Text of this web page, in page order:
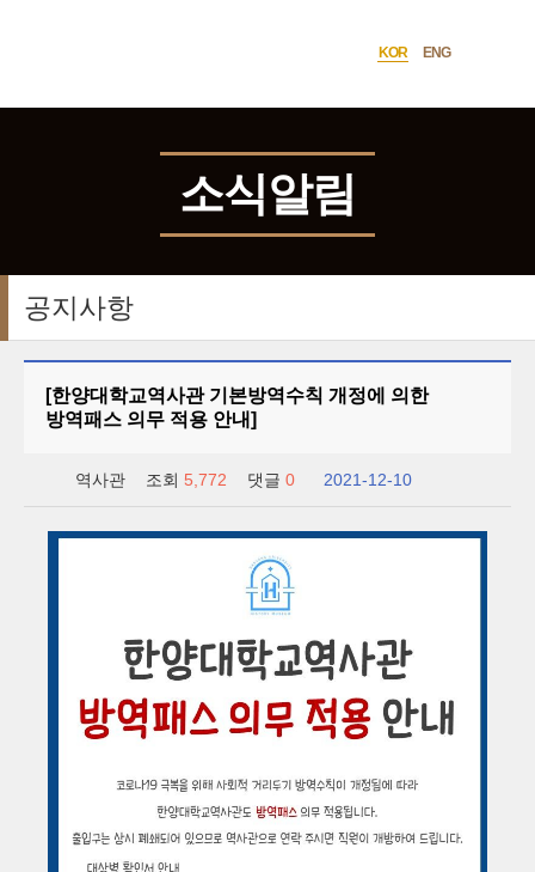
KOR ENG
소식알림
공지사항
[한양대학교역사관 기본방역수칙 개정에 의한
방역패스 의무 적용 안내]
역사관 조회 5,772 댓글 0 2021-12-10